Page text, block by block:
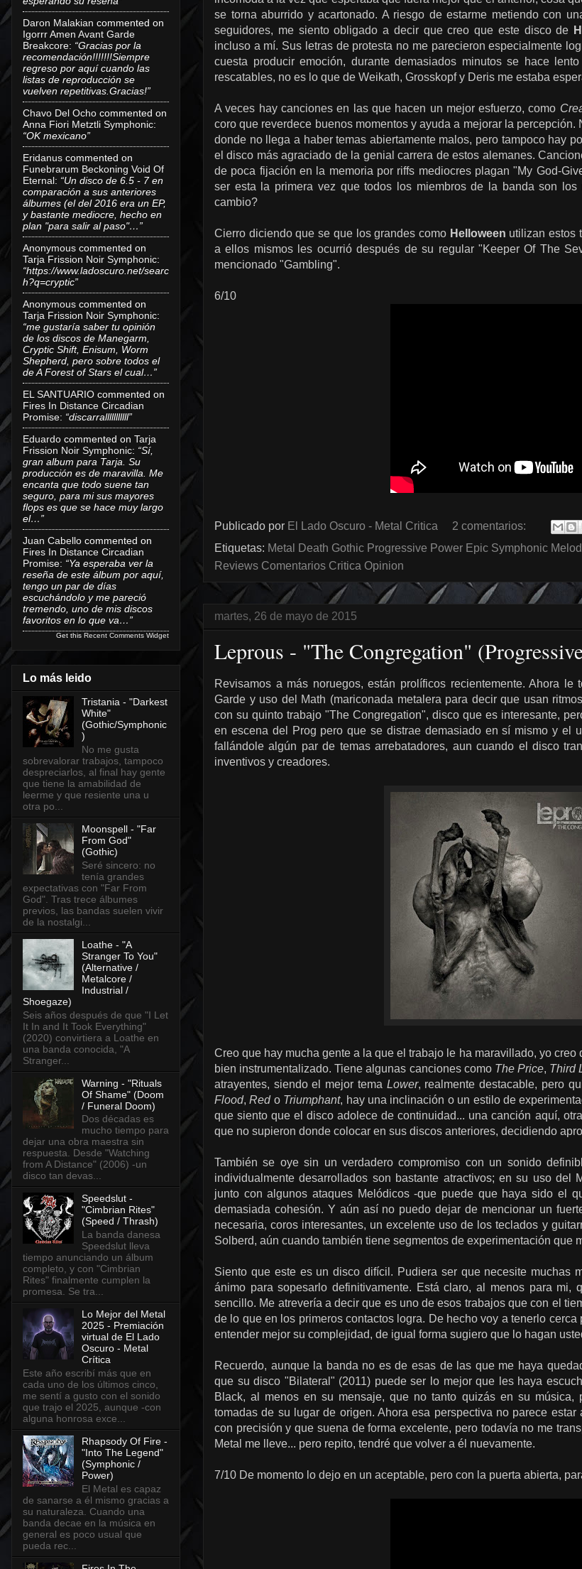
se torna aburrido y acartonado. A riesgo de estarme metiendo con
seguidores, me siento obligado a decir que creo que este disco de
incluso a mí. Sus letras de protesta no me parecieron especialmente
cuesta producir emoción, durante demasiados minutos se hace
rescatables, no es lo que de Weikath, Grosskopf y Deris me estaba
A veces hay canciones en las que hacen un mejor esfuerzo, como
coro que reverdece buenos momentos y ayuda a mejorar la
donde no llega a haber temas abiertamente malos, pero tampoco hay
el disco más agraciado de la genial carrera de estos alemanes.
de poca fijación en la memoria por riffs mediocres plagan "My God-
ser esta la primera vez que todos los miembros de la banda son
cambio?
Cierro diciendo que se que los grandes como Helloween utilizan estos
a ellos mismos les ocurrió después de su regular "Keeper Of The
mencionado "Gambling".
6/10
Publicado por El Lado Oscuro - Metal Critica
2 comentarios:
Etiquetas: Metal Death Gothic Progressive Power Epic Symphonic
Reviews Comentarios Critica Opinion
martes, 26 de mayo de 2015
Leprous - "The Congregation"
Revisamos a más noruegos, están prolíficos recientemente. Ahora
Garde y uso del Math (mariconada metalera para decir que usan
con su quinto trabajo "The Congregation", disco que es interesante,
en escena del Prog pero que se distrae demasiado en sí mismo y el
fallándole algún par de temas arrebatadores, aun cuando el disco
inventivos y creadores.
Creo que hay mucha gente a la que el trabajo le ha maravillado, yo
bien instrumentalizado. Tiene algunas canciones como The Price, Third
atrayentes, siendo el mejor tema Lower, realmente destacable, pero
Flood,Redo Triumphant, hay una inclinación o un estilo de
que siento que el disco adolece de continuidad... una canción aquí,
que no supieron donde colocar en sus discos anteriores, decidiendo
También se oye sin un verdadero compromiso con un sonido
individualmente desarrollados son bastante atractivos; en su uso del
junto con algunos ataques Melódicos -que puede que haya sido el
demasiada cohesión. Y aún así no puedo dejar de mencionar un
necesaria, coros interesantes, un excelente uso de los teclados y
Solberd, aún cuando también tiene segmentos de experimentación que
Siento que este es un disco difícil. Pudiera ser que necesite muchas
ánimo para sopesarlo definitivamente. Está claro, al menos para mi,
sencillo. Me atrevería a decir que es uno de esos trabajos que con el
de lo que en los primeros contactos logra. De hecho voy a tenerlo
entender mejor su complejidad, de igual forma sugiero que lo hagan
Recuerdo, aunque la banda no es de esas de las que me haya
que su disco "Bilateral" (2011) puede ser lo mejor que les haya
Black, al menos en su mensaje, que no tanto quizás en su música,
tomadas de su lugar de origen. Ahora esa perspectiva no parece
con precisión y que suena de forma excelente, pero todavía no me
Metal me lleve... pero repito, tendré que volver a él nuevamente.
7/10 De momento lo dejo en un aceptable, pero con la puerta abierta,
Daron Malakian commented on
Igorrr Amen Avant Garde
Breakcore: “Gracias por la
recomendación!!!!!!!Siempre
regreso por aquí cuando las
listas de reproducción se
vuelven repetitivas.Gracias!”
Chavo Del Ocho commented on
Anna Fiori Metztli Symphonic:
“OK mexicano”
Eridanus commented on
Funebrarum Beckoning Void Of
Eternal: “Un disco de 6.5 - 7 en
comparación a sus anteriores
álbumes (el del 2016 era un EP,
y bastante mediocre, hecho en
plan "para salir al paso"…”
Anonymous commented on
Tarja Frission Noir Symphonic:
“https://www.ladoscuro.net/searc
h?q=cryptic”
Anonymous commented on
Tarja Frission Noir Symphonic:
“me gustaría saber tu opinión
de los discos de Manegarm,
Cryptic Shift, Enisum, Worm
Shepherd, pero sobre todos el
de A Forest of Stars el cual…”
EL SANTUARIO commented on
Fires In Distance Circadian
Promise: “discarralllllllllll”
Eduardo commented on Tarja
Frission Noir Symphonic: “Sí,
gran album para Tarja. Su
producción es de maravilla. Me
encanta que todo suene tan
seguro, para mi sus mayores
flops es que se hace muy largo
el…”
Juan Cabello commented on
Fires In Distance Circadian
Promise: “Ya esperaba ver la
reseña de este álbum por aquí,
tengo un par de días
escuchándolo y me pareció
tremendo, uno de mis discos
favoritos en lo que va…”
Get this Recent Comments Widget
Lo más leido
Tristania - "Darkest
White"
(Gothic/Symphonic
)
No me gusta
sobrevalorar trabajos, tampoco
despreciarlos, al final hay gente
que tiene la amabilidad de
leerme y que resiente una u
otra po...
Moonspell - "Far
From God"
(Gothic)
Seré sincero: no
tenía grandes
expectativas con "Far From
God". Tras trece álbumes
previos, las bandas suelen vivir
de la nostalgi...
Loathe - "A
Stranger To You"
(Alternative /
Metalcore /
Industrial /
Shoegaze)
Seis años después de que "I Let
It In and It Took Everything"
(2020) convirtiera a Loathe en
una banda conocida, "A
Stranger...
Warning - "Rituals
Of Shame" (Doom
/ Funeral Doom)
Dos décadas es
mucho tiempo para
dejar una obra maestra sin
respuesta. Desde "Watching
from A Distance" (2006) -un
disco tan devas...
Speedslut -
"Cimbrian Rites"
(Speed / Thrash)
La banda danesa
Speedslut lleva
tiempo anunciando un álbum
completo, y con "Cimbrian
Rites" finalmente cumplen la
promesa. Se tra...
Lo Mejor del Metal
2025 - Premiación
virtual de El Lado
Oscuro - Metal
Crítica
Este año escribí más que en
cada uno de los últimos cinco,
me sentí a gusto con el sonido
que trajo el 2025, aunque -con
alguna honrosa exce...
Rhapsody Of Fire -
"Into The Legend"
(Symphonic /
Power)
El Metal es capaz
de sanarse a él mismo gracias a
su naturaleza. Cuando una
banda decae en la música en
general es poco usual que
pueda rec...